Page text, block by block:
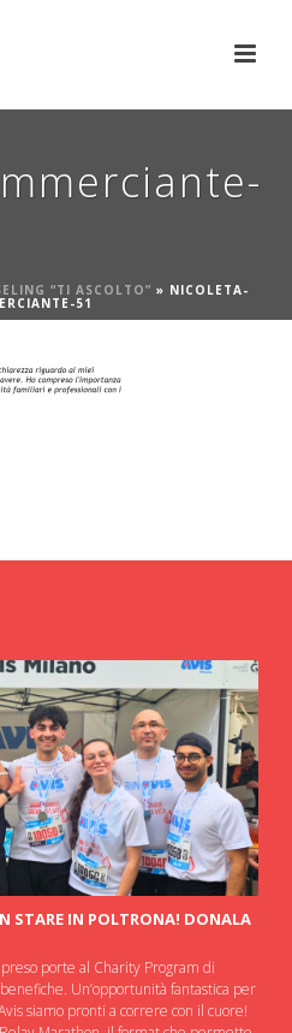
“TI ASCOLTO” » NICOLETA-
51
IN POLTRONA! DONALA
preso porte al Charity Program di
Un’opportunità fantastica per
siamo pronti a correre con il cuore!